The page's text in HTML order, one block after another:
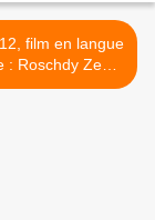
film en langue
: Roschdy Zem
peut-être en course. >